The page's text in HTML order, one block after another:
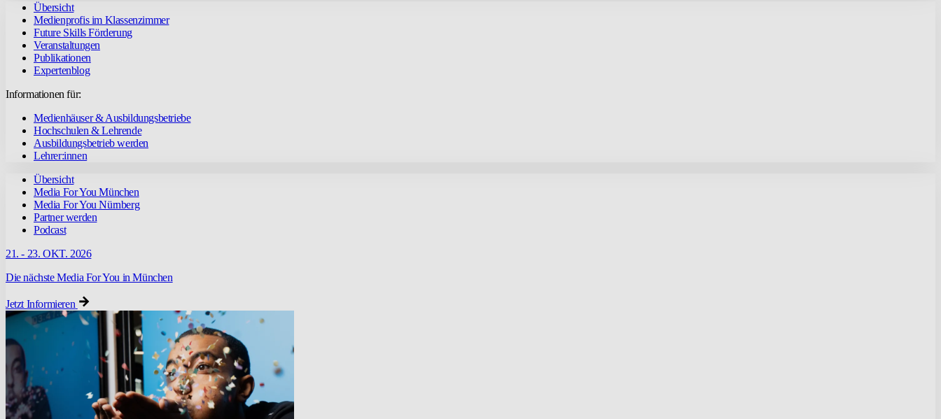
Übersicht
Medienprofis im Klassenzimmer
Future Skills Förderung
Veranstaltungen
Publikationen
Expertenblog
Informationen für:
Medienhäuser & Ausbildungsbetriebe
Hochschulen & Lehrende
Ausbildungsbetrieb werden
Lehrer:innen
Übersicht
Media For You München
Media For You Nürnberg
Partner werden
Podcast
21. - 23. OKT. 2026
Die nächste Media For You in München
Jetzt Informieren